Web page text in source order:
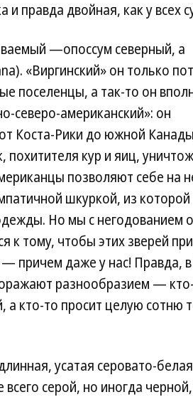
правда двойная, как у всех
—опоссум северный, а
«Виргинский» он только
поселенцы, а так-то он
северо-американский»: он
Коста-Рики до южной
кур и яиц,
позволяют себе на
шкуркой, из которой
Но мы с негодованием
к тому, чтобы этих зверей
причем даже у нас! Правда, в
разнообразием —
кто-то просит целую сотню
усатая серовато-белая
серой, но иногда